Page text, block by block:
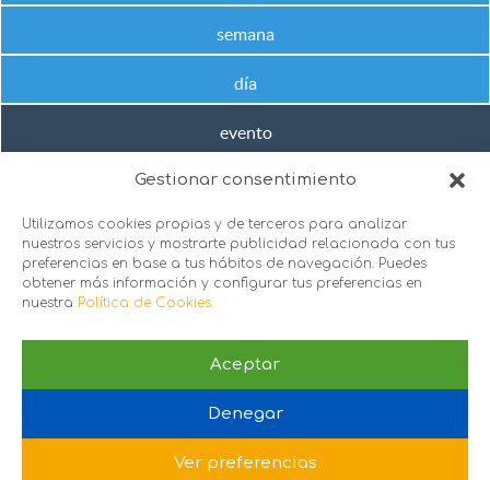
Gestionar consentimiento
Utilizamos cookies propias y de terceros para analizar
nuestros servicios y mostrarte publicidad relacionada con tus
preferencias en base a tus hábitos de navegación. Puedes
obtener más información y configurar tus preferencias en
nuestra Política de Cookies.
Aceptar
Denegar
Ver preferencias
semana
día
evento
C/ Santa Engracia 151, 1º puerta 2 y 3, 28003. Madrid
Política de Privacidad
Política de Cookies